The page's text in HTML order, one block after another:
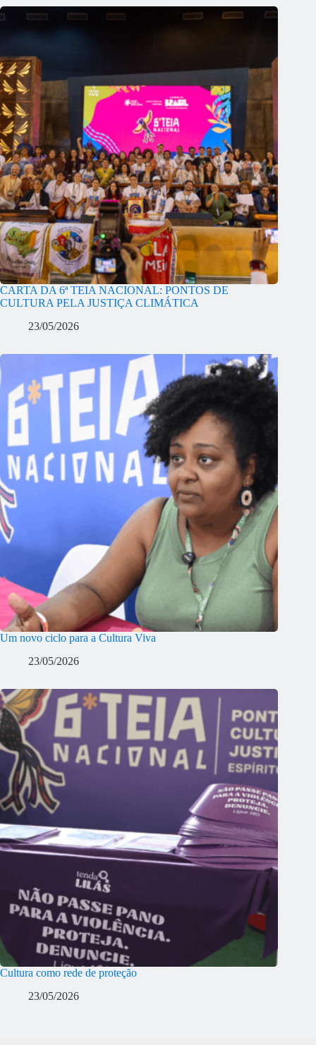
CARTA DA 6ª TEIA NACIONAL: PONTOS DE
CULTURA PELA JUSTIÇA CLIMÁTICA
23/05/2026
Um novo ciclo para a Cultura Viva
23/05/2026
Cultura como rede de proteção
23/05/2026